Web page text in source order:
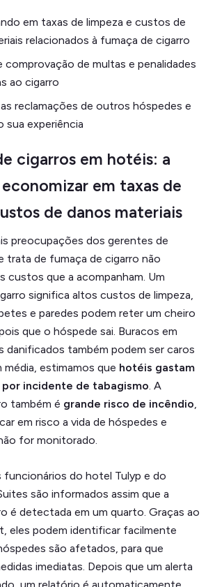
em taxas de limpeza e custos de
relacionados à fumaça de cigarro
comprovação de multas e penalidades
ao cigarro
reclamações de outros hóspedes e
sua experiência
cigarros em hotéis: a
em taxas de
de danos materiais
preocupações dos gerentes de
trata de fumaça de cigarro não
custos que a acompanham. Um
significa altos custos de limpeza,
e paredes podem reter um cheiro
que o hóspede sai. Buracos em
danificados também podem ser caros
média, estimamos que hotéis gastam
por incidente de tabagismo . A
também é grande risco de incêndio
em risco a vida de hóspedes e
for monitorado.
do hotel Tulyp e do
são informados assim que a
é detectada em um quarto. Graças ao
eles podem identificar facilmente
são afetados, para que
imediatas. Depois que um alerta
um relatório é automaticamente